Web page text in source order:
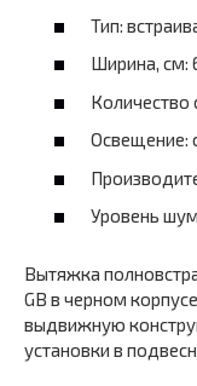
Тип:
Ширина, см:
Количество
Освещение:
Уровень
Вытяжка
GB в черном
выдвижную
установки в